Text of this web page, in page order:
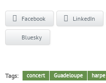
Facebook LinkedIn
Bluesky
Tags: concert Guadeloupe harpe